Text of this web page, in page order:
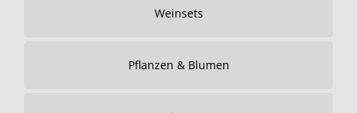
Weinsets
Pflanzen & Blumen